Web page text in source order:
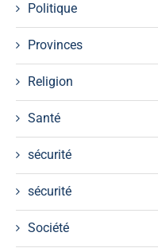
Politique
Provinces
Religion
Santé
sécurité
sécurité
Société